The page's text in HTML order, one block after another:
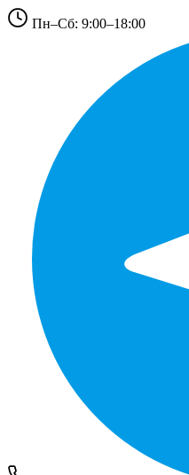
Пн–Сб: 9:00–18:00